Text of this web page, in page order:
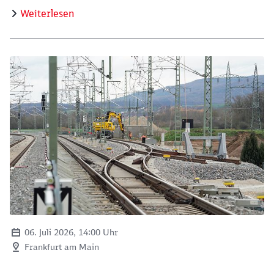
Weiterlesen
06. Juli 2026, 14:00 Uhr
Frankfurt am Main